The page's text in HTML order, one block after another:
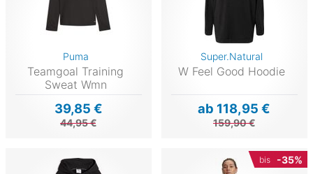
Puma
Teamgoal Training
Sweat Wmn
39,85 €
44,95 €
Super.Natural
W Feel Good Hoodie
ab 118,95 €
159,90 €
bis -35%